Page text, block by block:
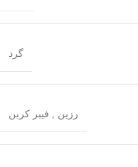
گرد
رزین , فیبر کربن